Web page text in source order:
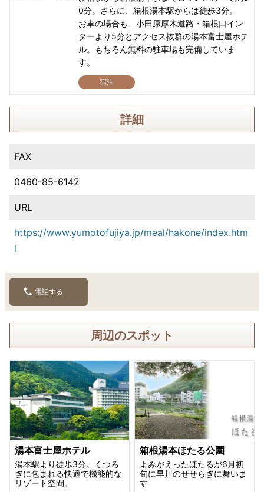
0分。さらに、箱根湯本駅からは徒歩3分。
お車の場合も、小田原厚木道路・箱根口イン
ターより5分とアクセス抜群の湯本富士屋ホテ
ル。もちろん無料の駐車場も完備していま
す。
宿泊
詳細
FAX
0460-85-6142
URL
https://www.yumotofujiya.jp/meal/hakone/index.htm
l
電話する
周辺のスポット
湯本富士屋ホテル
湯本駅より徒歩3分。くつろ
ぎに包まれる快適で機能的な
リゾート空間。
箱根湯本ほたる公園
よみがえったほたるが6月初
旬に早川のせせらぎに舞いま
す